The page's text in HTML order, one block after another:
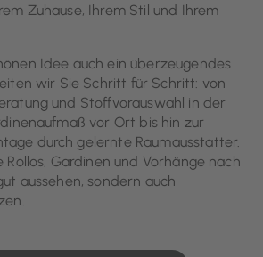
Zuhause, Ihrem Stil und Ihrem
Idee auch ein überzeugendes
wir Sie Schritt für Schritt: von
und Stoffvorauswahl in der
vor Ort bis hin zur
durch gelernte Raumausstatter.
Rollos, Gardinen und Vorhänge nach
aussehen, sondern auch